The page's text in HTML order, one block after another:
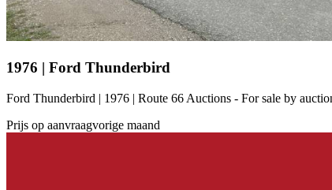
1976 | Ford Thunderbird
Ford Thunderbird | 1976 | Route 66 Auctions - For sale by
Prijs op aanvraagvorige maand